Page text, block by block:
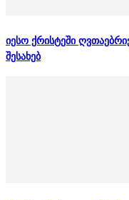
იესო ქრისტეში
შესახებ